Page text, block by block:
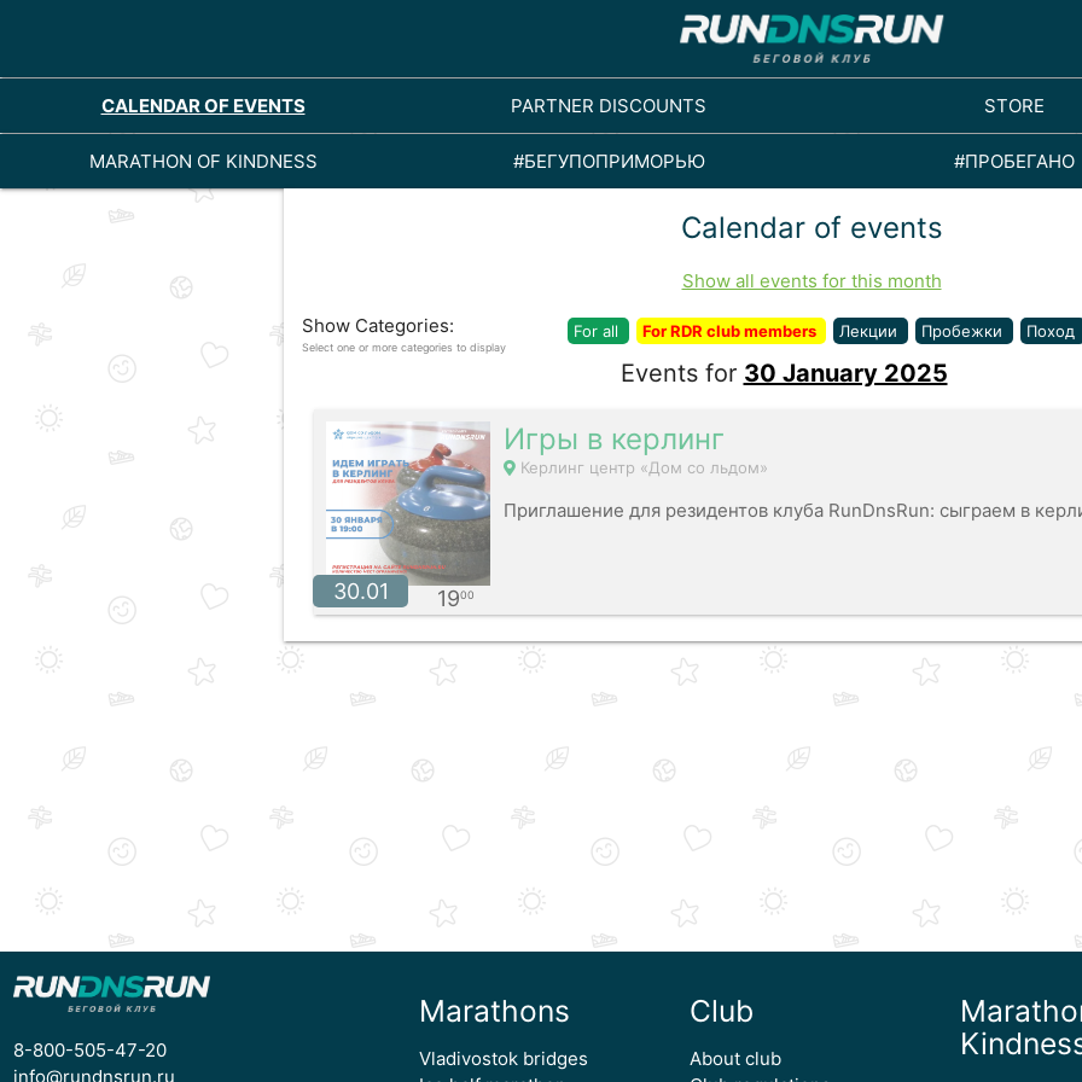
CALENDAR OF EVENTS PARTNER DISCOUNTS STORE
MARATHON OF KINDNESS #БЕГУПОПРИМОРЬЮ #ПРОБЕГАНО
Calendar of events
Show all events for this month
Show Categories:
Select one or more categories to display
For all For RDR club members Лекции Пробежки Поход
Events for 30 January 2025
30.01 1900
Игры в керлинг
Керлинг центр «Дом со льдом»
Приглашение для резидентов клуба RunDnsRun: сыграем в
8-800-505-47-20
info@rundnsrun.ru
Marathons
Vladivostok bridges
Club
About club